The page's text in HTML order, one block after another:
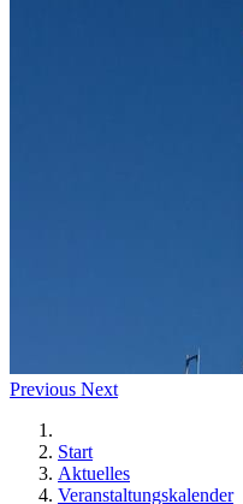
Previous Next
Start
Aktuelles
Veranstaltungskalender